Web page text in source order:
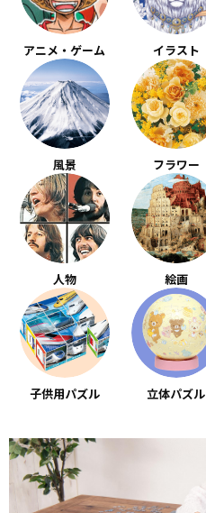
アニメ・ゲーム イラスト
風景 フラワー
人物 絵画
子供用パズル 立体パズル